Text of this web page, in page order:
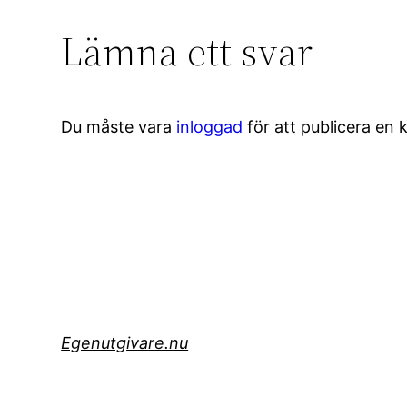
Lämna ett svar
Du måste vara inloggad för att publicera en
Egenutgivare.nu